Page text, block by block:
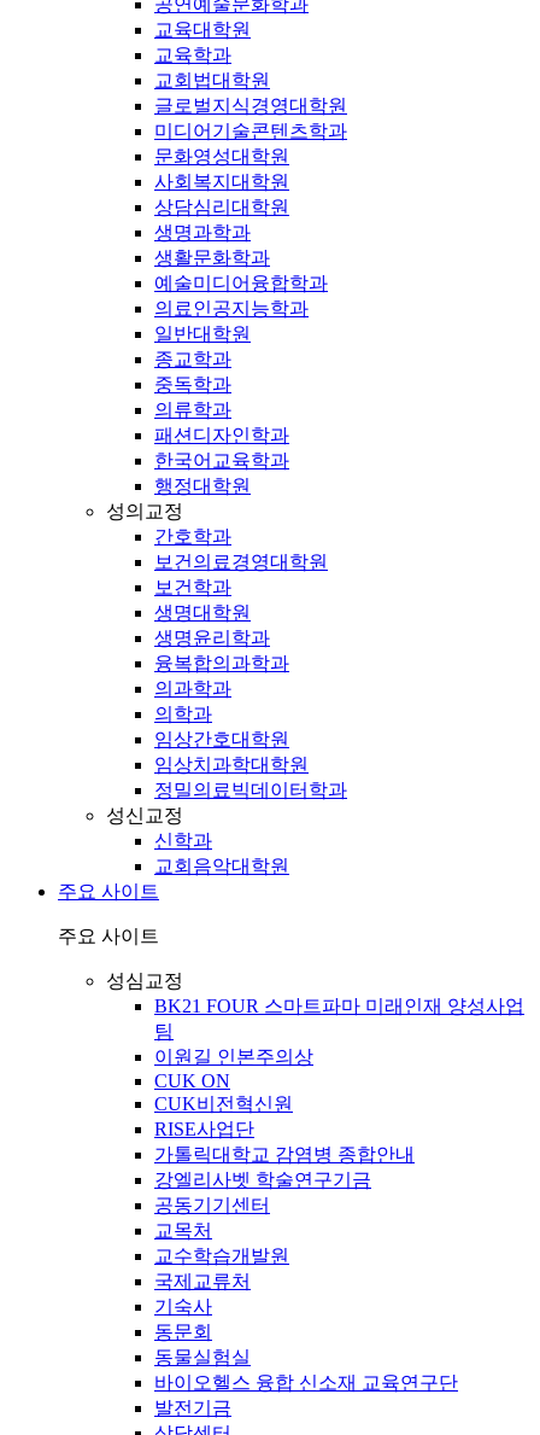
공연예술문화학과
교육대학원
교육학과
교회법대학원
글로벌지식경영대학원
미디어기술콘텐츠학과
문화영성대학원
사회복지대학원
상담심리대학원
생명과학과
생활문화학과
예술미디어융합학과
의료인공지능학과
일반대학원
종교학과
중독학과
의류학과
패션디자인학과
한국어교육학과
행정대학원
성의교정
간호학과
보건의료경영대학원
보건학과
생명대학원
생명윤리학과
융복합의과학과
의과학과
의학과
임상간호대학원
임상치과학대학원
정밀의료빅데이터학과
성신교정
신학과
교회음악대학원
주요 사이트
주요 사이트
성심교정
BK21 FOUR 스마트파마 미래인재 양성사업
팀
이원길 인본주의상
CUK ON
CUK비전혁신원
RISE사업단
가톨릭대학교 감염병 종합안내
강엘리사벳 학술연구기금
공동기기센터
교목처
교수학습개발원
국제교류처
기숙사
동문회
동물실험실
바이오헬스 융합 신소재 교육연구단
발전기금